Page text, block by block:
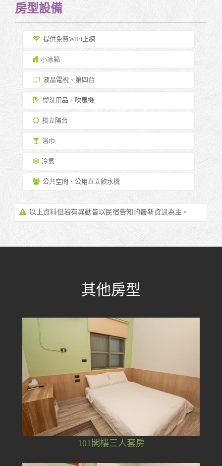
房型設備
提供免費WIFI上網
小冰箱
液晶電視、第四台
盥洗用品、吹風機
獨立陽台
浴巾
冷氣
公共空間、公用直立飲水機
以上資料但若有異動皆以民宿告知的最新資訊為主。
其他房型
101閣樓三人套房